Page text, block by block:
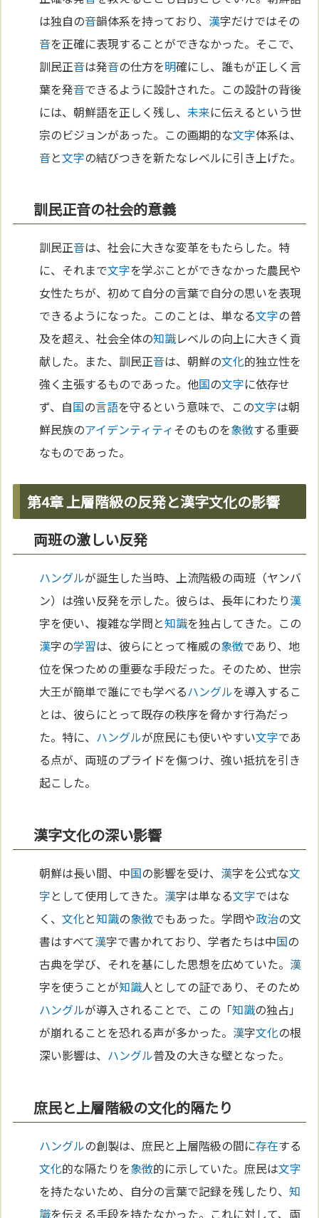
は独自の音韻体系を持っており、 漢字だけではその
音を正確に表現することができなかった。そこで、
訓民正音は発音の仕方を明確にし、誰もが正しく言
葉を発音できるように設計された。この設計の背後
には、朝鮮語を正しく残し、未来に伝えるという世
宗のビジョンがあった。この画期的な文字体系は、
音と文字の結びつきを新たなレベルに引き上げた。
訓民正音の社会的意義
訓民正音は、社会に大きな変革をもたらした。特
に、それまで文字を学ぶことができなかった農民や
女性たちが、初めて自分の言葉で自分の思いを表現
できるようになった。このことは、単なる文字の普
及を超え、社会全体の知識レベルの向上に大きく貢
献した。また、訓民正音は、朝鮮の文化的独立性を
強く主張するものであった。他国の文字に依存せ
ず、自国の言語を守るという意味で、この文字は朝
鮮民族のアイデンティティ そのものを象徴する重要
なものであった。
第4章 上層階級の反発と漢字文化の影響
両班の激しい反発
ハングルが誕生した当時、上流階級の両班（ヤンバ
ン）は強い反発を示した。彼らは、長年にわたり漢
字を使い、複雑な学問と知識を独占してきた。この
漢字の学習は、彼らにとって権威の象徴であり、地
位を保つための重要な手段だった。そのため、世宗
大王が簡単で誰にでも学べるハングルを導入するこ
とは、彼らにとって既存の秩序を脅かす行為だっ
た。特に、 ハングルが庶民にも使いやすい文字であ
る点が、両班のプライドを傷つけ、強い抵抗を引き
起こした。
漢字文化の深い影響
朝鮮は長い間、中国の影響を受け、 漢字を公式な文
字として使用してきた。 漢字は単なる文字ではな
く、文化と知識の象徴でもあった。学問や政治の文
書はすべて漢字で書かれており、学者たちは中国の
古典を学び、それを基にした思想を広めていた。 漢
字を使うことが知識人としての証であり、そのため
ハングルが導入されることで、この「知識の独占」
が崩れることを恐れる声が多かった。 漢字文化の根
深い影響は、 ハングル普及の大きな壁となった。
庶民と上層階級の文化的隔たり
ハングルの創製は、庶民と上層階級の間に存在する
文化的な隔たりを象徴的に示していた。庶民は文字
を持たないため、自分の言葉で記録を残したり、知
識を伝える手段を持たなかった。これに対して、両